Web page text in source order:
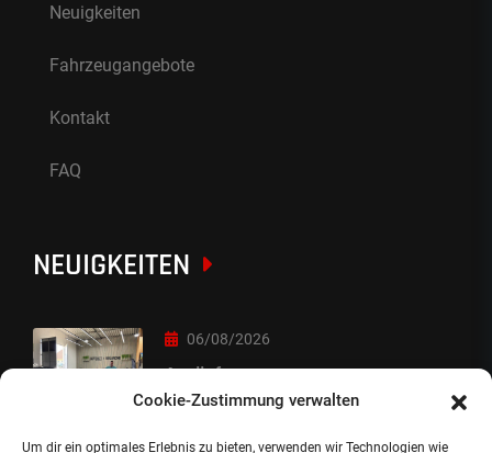
Cookie-Zustimmung verwalten
Um dir ein optimales Erlebnis zu bieten, verwenden wir Technologien wie
Neuigkeiten
Fahrzeugangebote
Kontakt
FAQ
NEUIGKEITEN
06/08/2026
Auslieferung